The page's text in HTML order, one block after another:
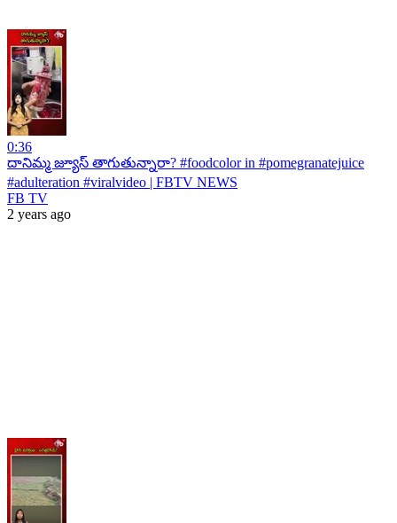
0:36
దానిమ్మ జ్యూస్ తాగుతున్నారా? #foodcolor in #pomegranatejuice
#adulteration #viralvideo | FBTV NEWS
FB TV
2 years ago